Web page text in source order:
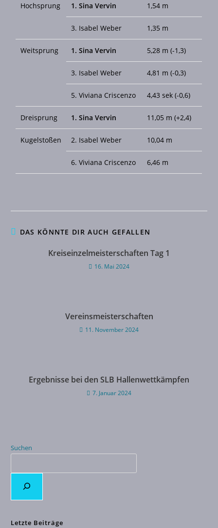
Hochsprung 1. Sina Vervin 1,54 m
3. Isabel Weber 1,35 m
Weitsprung 1. Sina Vervin 5,28 m (-1,3)
3. Isabel Weber 4,81 m (-0,3)
5. Viviana Criscenzo 4,43 sek (-0,6)
Dreisprung 1. Sina Vervin 11,05 m (+2,4)
Kugelstoßen 2. Isabel Weber 10,04 m
6. Viviana Criscenzo 6,46 m
DAS KÖNNTE DIR AUCH GEFALLEN
Kreiseinzelmeisterschaften Tag 1
16. Mai 2024
Vereinsmeisterschaften
11. November 2024
Ergebnisse bei den SLB Hallenwettkämpfen
7. Januar 2024
Suchen
Letzte Beiträge